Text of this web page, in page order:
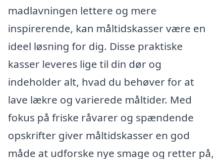
madlavningen lettere og mere
inspirerende, kan måltidskasser være en
ideel løsning for dig. Disse praktiske
kasser leveres lige til din dør og
indeholder alt, hvad du behøver for at
lave lækre og varierede måltider. Med
fokus på friske råvarer og spændende
opskrifter giver måltidskasser en god
måde at udforske nye smage og retter på,